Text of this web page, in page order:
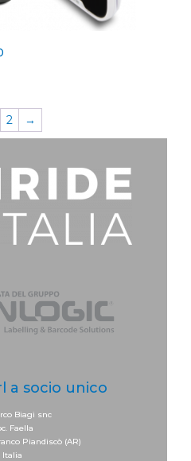
2 →
a socio unico
Biagi snc
Faella
Piandiscò (AR)
Italia